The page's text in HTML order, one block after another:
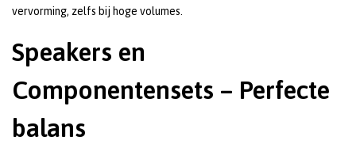
vervorming, zelfs bij hoge volumes.
Speakers en
Componentensets – Perfecte
balans